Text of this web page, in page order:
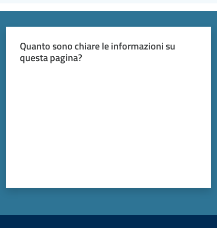
Quanto sono chiare le informazioni su
questa pagina?